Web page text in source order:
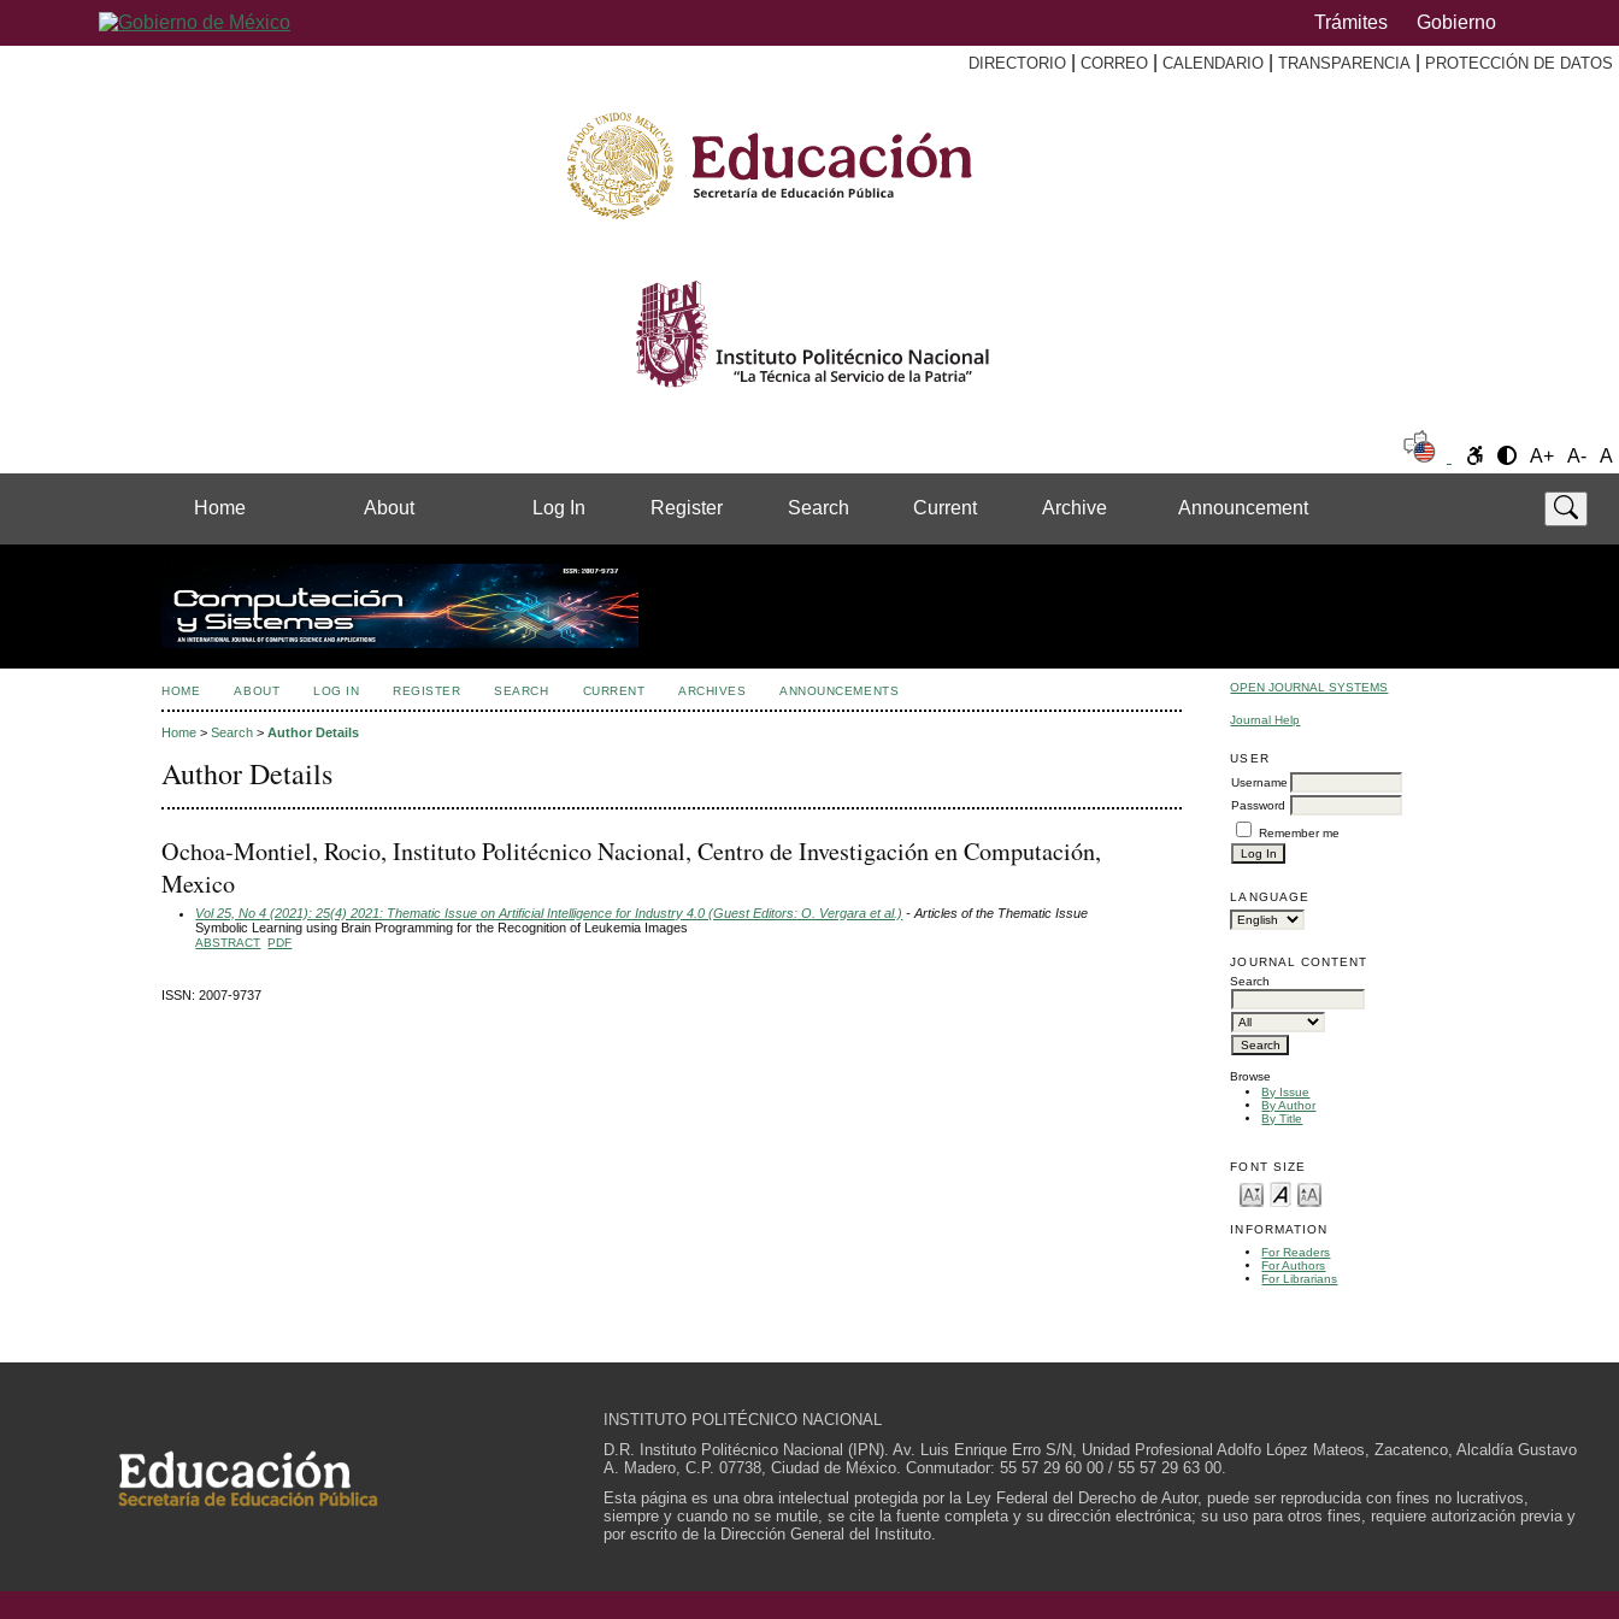
Trámites Gobierno
DIRECTORIO CORREO CALENDARIO TRANSPARENCIA PROTECCIÓN DE DATOS
A+ A- A
Home About Log In Register Search Current Archive Announcement
OPEN JOURNAL SYSTEMS
Journal Help
USER
Username
Password
Remember me
LANGUAGE
JOURNAL CONTENT
Search
Browse
By Issue
By Author
By Title
FONT SIZE
INFORMATION
For Readers
For Authors
For Librarians
HOME ABOUT LOG IN REGISTER SEARCH CURRENT ARCHIVES ANNOUNCEMENTS
Home >Search >Author Details
Author Details
Ochoa-Montiel, Rocio, Instituto Politécnico Nacional, Centro de Investigación en Computación,
Mexico
Vol 25, No 4 (2021): 25(4) 2021: Thematic Issue on Artificial Intelligence for Industry 4.0 (Guest Editors: O. Vergara et al.) - Articles of the Thematic Issue
Symbolic Learning using Brain Programming for the Recognition of Leukemia Images
ABSTRACT PDF
ISSN: 2007-9737
INSTITUTO POLITÉCNICO NACIONAL
D.R. Instituto Politécnico Nacional (IPN). Av. Luis Enrique Erro S/N, Unidad Profesional Adolfo López Mateos, Zacatenco, Alcaldía Gustavo
A. Madero, C.P. 07738, Ciudad de México. Conmutador: 55 57 29 60 00 / 55 57 29 63 00.
Esta página es una obra intelectual protegida por la Ley Federal del Derecho de Autor, puede ser reproducida con fines no lucrativos,
siempre y cuando no se mutile, se cite la fuente completa y su dirección electrónica; su uso para otros fines, requiere autorización previa y
por escrito de la Dirección General del Instituto.